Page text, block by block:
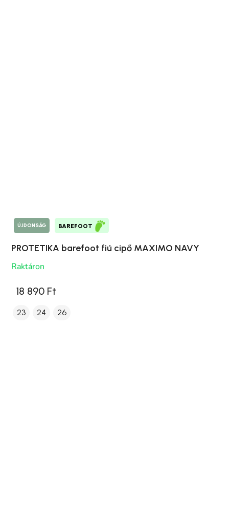
ÚJDONSÁG BAREFOOT
PROTETIKA barefoot fiú cipő MAXIMO NAVY
Raktáron
18 890 Ft
23 24 26